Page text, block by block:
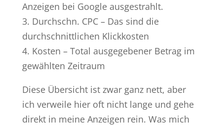
Anzeigen bei Google ausgestrahlt.
3. Durchschn. CPC – Das sind die
durchschnittlichen Klickkosten
4. Kosten – Total ausgegebener Betrag im
gewählten Zeitraum
Diese Übersicht ist zwar ganz nett, aber
ich verweile hier oft nicht lange und gehe
direkt in meine Anzeigen rein. Was mich